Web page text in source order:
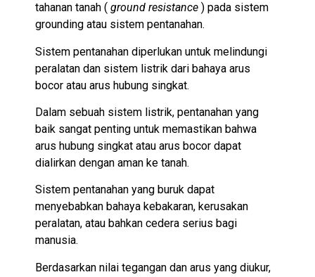
tahanan tanah ( ground resistance ) pada sistem
grounding atau sistem pentanahan.
Sistem pentanahan diperlukan untuk melindungi
peralatan dan sistem listrik dari bahaya arus
bocor atau arus hubung singkat.
Dalam sebuah sistem listrik, pentanahan yang
baik sangat penting untuk memastikan bahwa
arus hubung singkat atau arus bocor dapat
dialirkan dengan aman ke tanah.
Sistem pentanahan yang buruk dapat
menyebabkan bahaya kebakaran, kerusakan
peralatan, atau bahkan cedera serius bagi
manusia.
Berdasarkan nilai tegangan dan arus yang diukur,